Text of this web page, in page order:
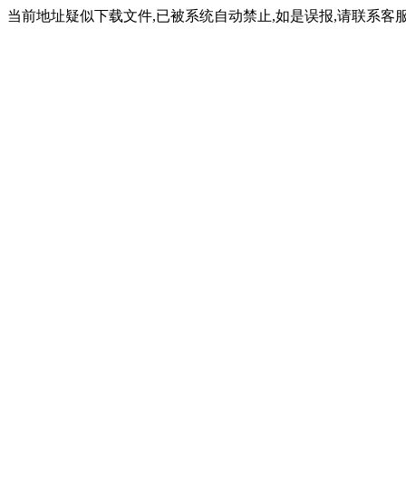
当前地址疑似下载文件,已被系统自动禁止,如是误报,请联系客